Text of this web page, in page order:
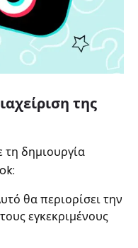
της
τη δημιουργία
θα περιορίσει την
εγκεκριμένους